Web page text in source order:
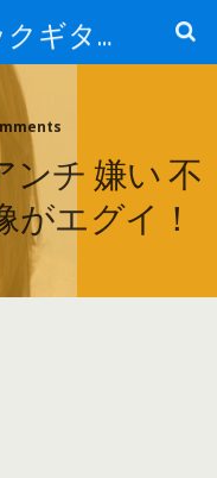
タケちゃんのロックギター講座
チ 嫌い 不
エグイ！